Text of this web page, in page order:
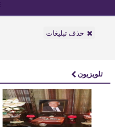
حذف تبلیغات
تلویزیون